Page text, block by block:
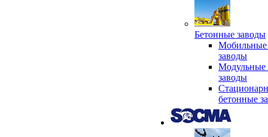
Бетонные заводы
Мобильные
заводы
Модульные
заводы
бетонные